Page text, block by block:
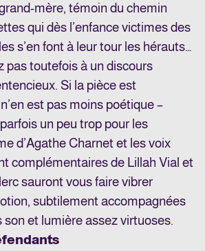
mère, témoin du chemin
qui dès l’enfance victimes des
s’en font à leur tour les hérauts…
pas toutefois à un discours
Si la pièce est
est pas moins poétique –
un peu trop pour les
d’Agathe Charnet et les voix
complémentaires de Lillah Vial et
sauront vous faire vibrer
subtilement accompagnées
son et lumière assez virtuoses.